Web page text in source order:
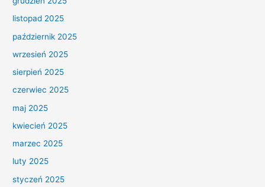
listopad 2025
październik 2025
wrzesień 2025
sierpień 2025
czerwiec 2025
maj 2025
kwiecień 2025
marzec 2025
luty 2025
styczeń 2025